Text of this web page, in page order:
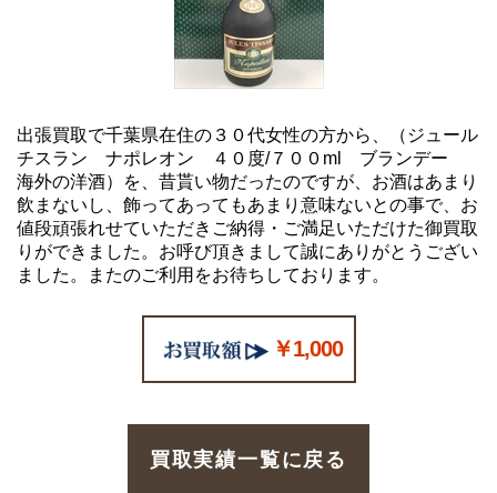
出張買取で千葉県在住の３０代女性の方から、（ジュール
チスラン ナポレオン ４０度/７００ml ブランデー
海外の洋酒）を、昔貰い物だったのですが、お酒はあまり
飲まないし、飾ってあってもあまり意味ないとの事で、お
値段頑張れせていただきご納得・ご満足いただけた御買取
りができました。お呼び頂きまして誠にありがとうござい
ました。またのご利用をお待ちしております。
￥1,000
買取実績一覧に戻る